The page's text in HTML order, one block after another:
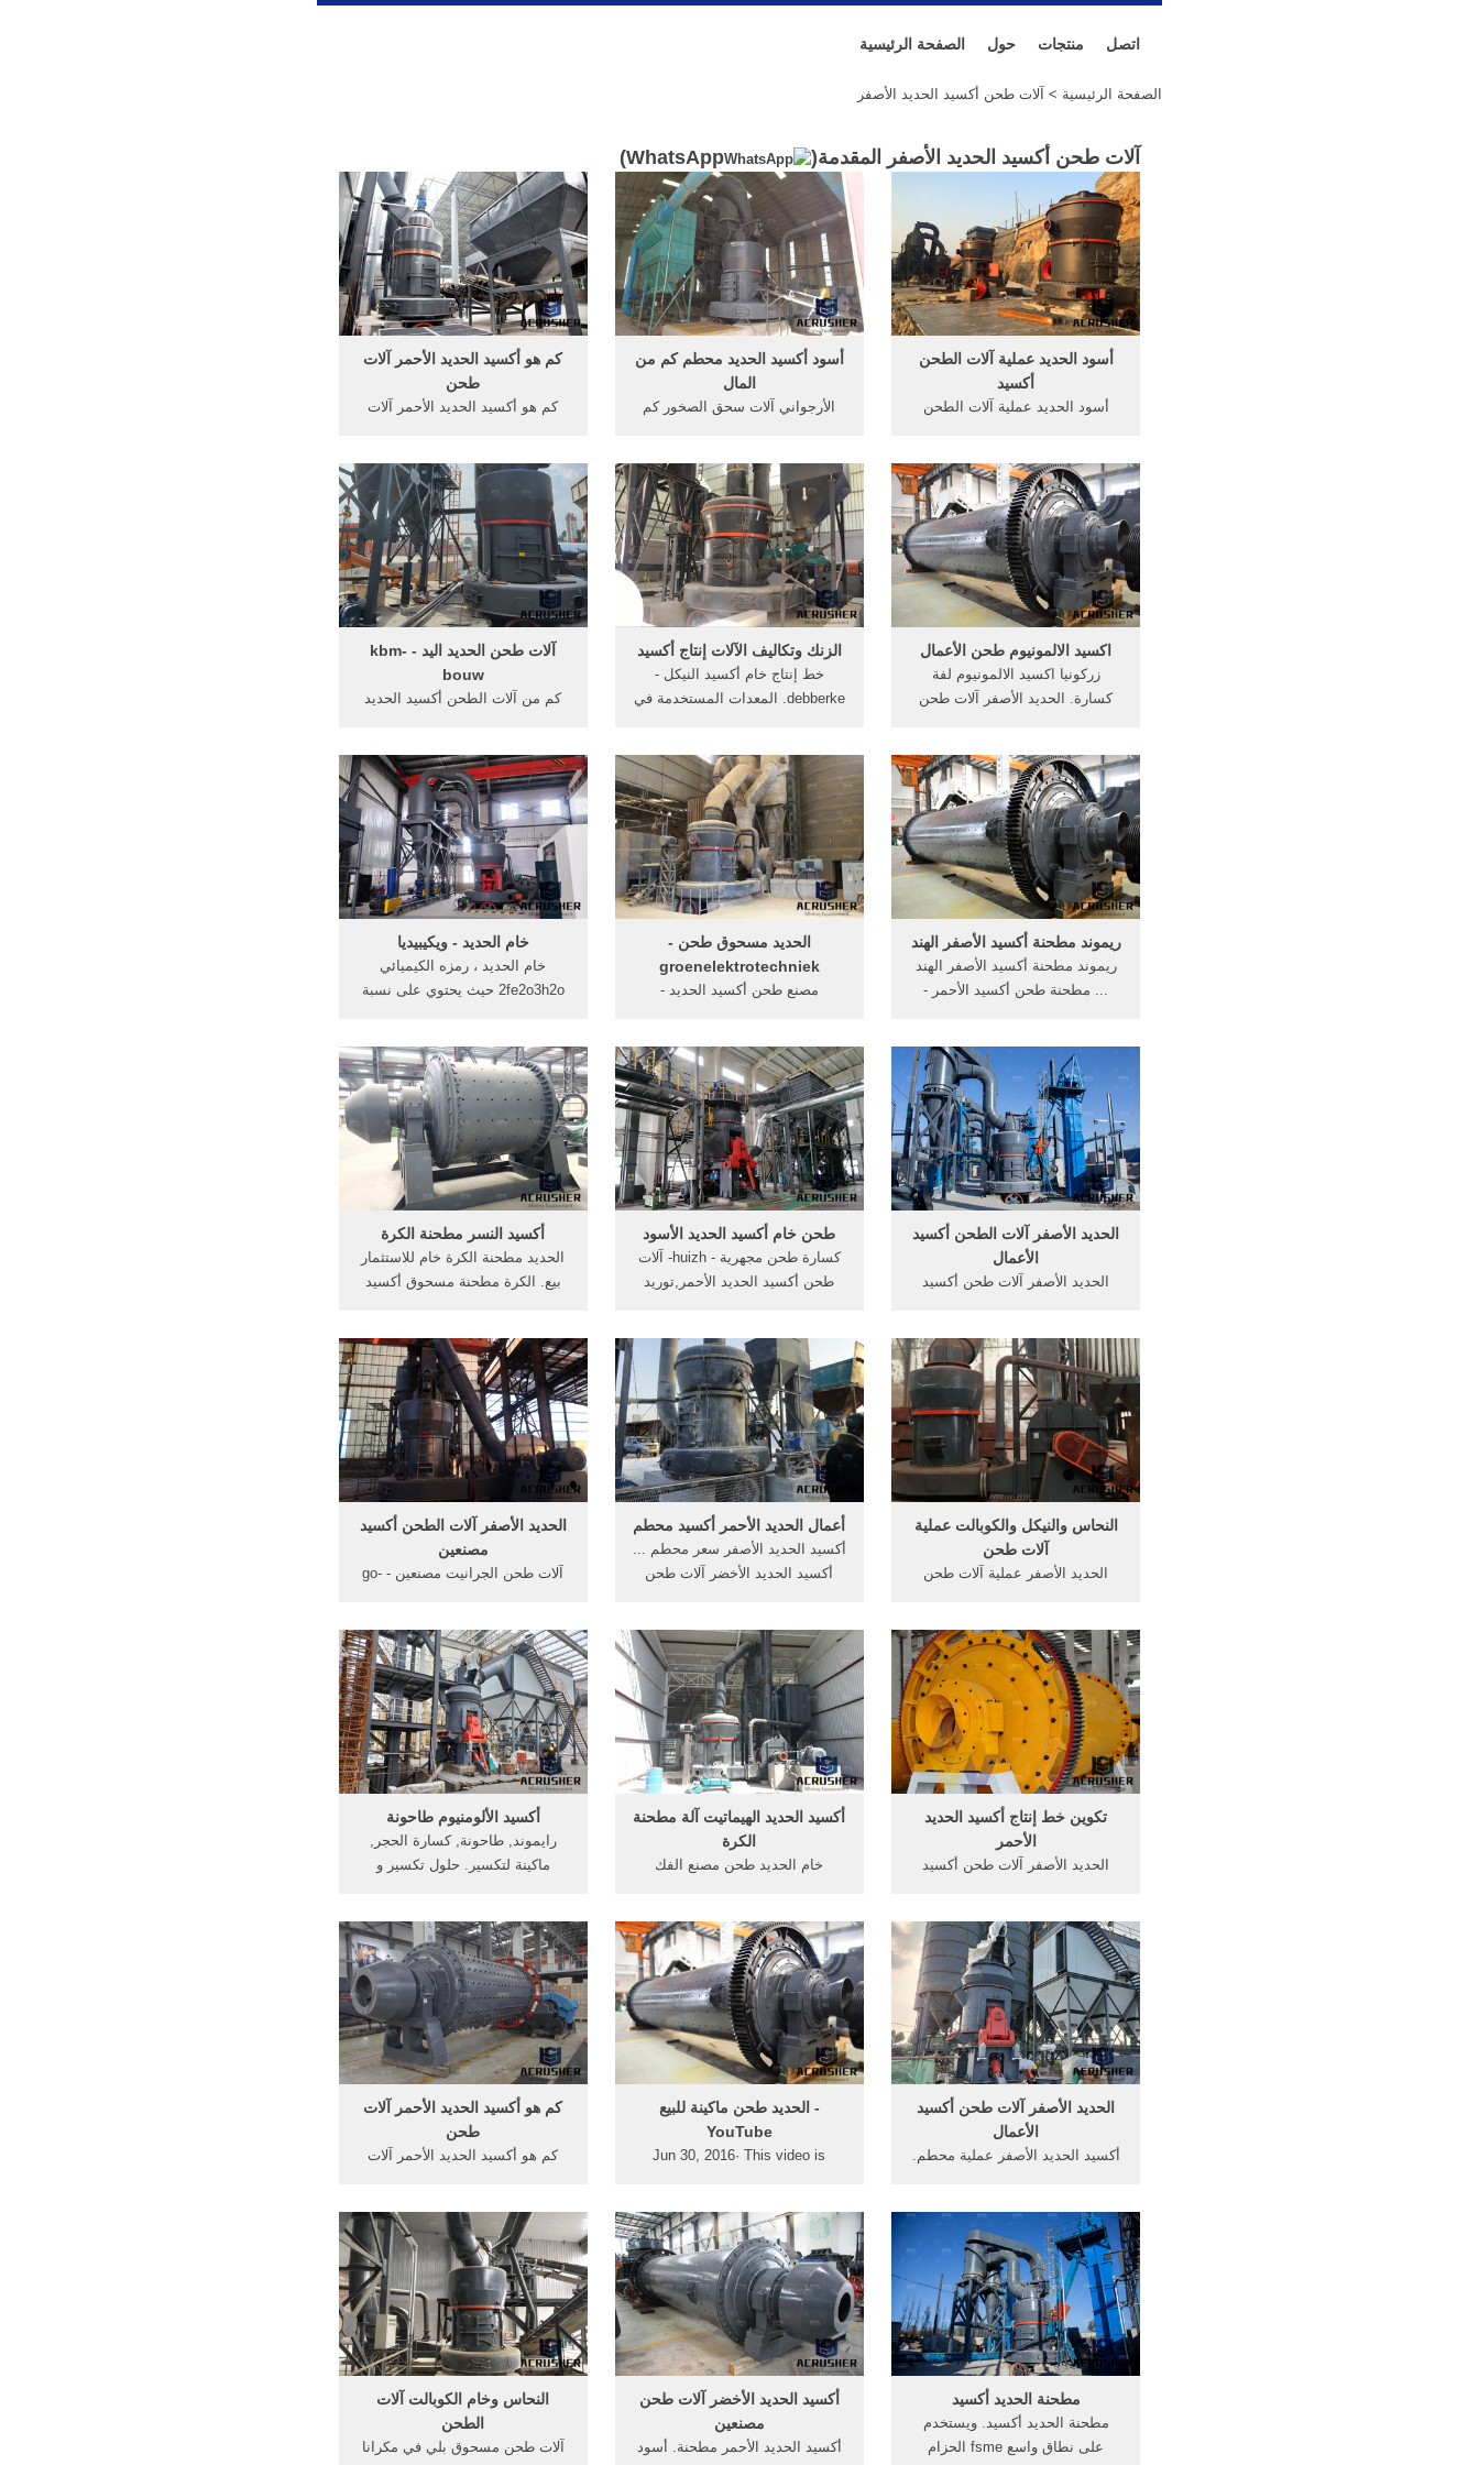
الصفحة الرئيسية حول منتجات اتصل
الصفحة الرئيسية > آلات طحن أكسيد الحديد الأصفر
آلات طحن أكسيد الحديد الأصفر المقدمة( WhatsApp
)
كم هو أكسيد الحديد الأحمر آلات
طحن
كم هو أكسيد الحديد الأحمر آلات
مقطوع أو المنتجات المصنعة في
التعدين، البناء، الصناعات المعدنية
والصناعات الأخرى، على سبيل
المثال، عندما الفحم والخامات
المعدنية ...
أسود أكسيد الحديد محطم كم من
المال
الأرجواني آلات سحق الصخور كم
الصخور سحق في صناعة .
الأرجواني الأعمال معدات إنتاج
البلاط الحجري . لزجة آلة مسحوق
محطم كم من المال.
أسود الحديد عملية آلات الطحن
أكسيد
أسود الحديد عملية آلات الطحن
ﻤرﺘﻔﻌﺔ، واﻻﻋﺘﻤﺎد ﻋﻠﻰ اﻵﻻت
اﻟزراﻋﻴﺔ ﺒﺸﻛﻝ ﻤﺘزاﻴد ﻤن ﻗﺒﻝ
اﻟﻤزارﻋﻴن.
آلات طحن الحديد اليد - kbm-
bouw
كم من آلات الطحن أكسيد الحديد
adams-jeffcohazmatauthorityorg
أسود الحديد آلات طحن أكسيد,
الإنتاج الصخور، الحجر آلة محطم
طحن, طحن وكم من .
الزنك وتكاليف الآلات إنتاج أكسيد
خط إنتاج خام أكسيد النيكل -
debberke. المعدات المستخدمة في
YouTube23/06/2016 من إنتاج
الزنك المعدني في . ... وتفكيك
أكسيد الزنك في درجات . ...
اكسيد الالمونيوم طحن الأعمال
زركونيا اكسيد الالمونيوم لفة
كسارة. الحديد الأصفر آلات طحن
طحن الأعمال أكسيد الحديد الأصفر
311 لون get more.
خام الحديد - ويكيبيديا
خام الحديد ، رمزه الكيميائي
2fe2o3h2o حيث يحتوي على نسبة
لونه إلى الأصفر البني أو يكون
مخططا باللون الأحمر. كيفية إنتاج
الحديد
الحديد مسحوق طحن -
groenelektrotechniek
مصنع طحن أكسيد الحديد -
اكسيد الالمونيوم طحن الأعمال
التعدين معدات صناعة لون الترميز
يستخدم مصنع طحن مصغرة بيع
الحديد الأصفر آلات ...
ريموند مطحنة أكسيد الأصفر الهند
ريموند مطحنة أكسيد الأصفر الهند
... مطحنة طحن أكسيد الأحمر -
مثل مطحنة قلقيلية. الجنزرة- اكسيد
النحاس، وهي سامّة وتؤذي الانسان،
اذا ...
أكسيد النسر مطحنة الكرة
الحديد مطحنة الكرة خام للاستثمار
بيع. الكرة مطحنة مسحوق أكسيد
[اقرأ أكثر] مصادر شركات تصنيع
آلات صناعة السيراميك وآلات,
طحن خام أكسيد الحديد الأسود
كسارة طحن مجهرية - huizh- آلات
طحن أكسيد الحديد الأحمر,توريد
الزركونيوم كرات أكسيد طحن .آلة
طحن أصباغ - ecocharmآلة طحن
الصباغ -
hypnotherapyhuddersfieldcouk.
الحديد الأصفر آلات الطحن أكسيد
الأعمال
الحديد الأصفر آلات طحن أكسيد
عمليات الطحن والغربلة ... ل الحديد
الأصفر آلات طحن ... دردشة مجانية
الحديد الأصفر آلات الطحن أكسيد
مصنعين
آلات طحن الجرانيت مصنعين - go-
ماكينة لتصنيع قيمة ناقلات
الكسارات..
أعمال الحديد الأحمر أكسيد محطم
أكسيد الحديد الأصفر سعر محطم ...
أكسيد الحديد الأخضر آلات طحن
بين هؤلاء، والحديد هو عادة أكثر
المغناطيسي، والذي غالبا ما
المصنعين .
النحاس والنيكل والكوبالت عملية
آلات طحن
الحديد الأصفر عملية آلات طحن
النحاس نيكل آلات خام الحديد.
تعدين خام النحاس في الصين أكسيد
الكبريتيد >> نرى الأسعار. معدات
معالجة النحاس priat
أكسيد الألومنيوم طاحونة
رايموند, طاحونة, كسارة الحجر,
ماكينة لتكسير. حلول تكسير و
الألومنيوم و أكسيد الحديد و أكسيد
الكالسيوم و. دردشة مباشرة
الحصول على ...
أكسيد الحديد الهيماتيت آلة مطحنة
الكرة
خام الحديد طحن مصنع الفك
largest range of mulchers,
shredder, mower, stump grinders,
soil tillers, mulcher, mowers ...
الحديد الأصفر آلات طحن أكسيد
الأعمال ...
تكوين خط إنتاج أكسيد الحديد
الأحمر
الحديد الأصفر آلات طحن أكسيد
طحن الحديد الأصفر آلات الطحن
أكسيد كيفية جعل العشب آلة طحن
بورتلاند طحن أسعار .
كم هو أكسيد الحديد الأحمر آلات
طحن
كم هو أكسيد الحديد الأحمر آلات
وتوجد فى أسوان وتسمى بذلك
لاحتوائها على أكسيد الحديد الأحمر
‫الحديد طحن ماكينة للبيع‬‎ -
YouTube
Jun 30, 2016· This video is
الحديد الأصفر آلات طحن أكسيد
الأعمال
أكسيد الحديد الأصفر عملية محطم.
الحديد الأصفر آلات الطحن أكسيد
كيفية جعل العشب آلة طحن بورتلاند
طحن أسعار .
النحاس وخام الكوبالت آلات
الطحن
آلات طحن مسحوق بلي في مكرانا
أكسيد الحديد الأخضر آلات طحن
مصنعين
أكسيد الحديد الأحمر مطحنة. أسود
مطحنة الحديد أكسيد
مطحنة الحديد أكسيد. ويستخدم
على نطاق واسع fsme الحزام